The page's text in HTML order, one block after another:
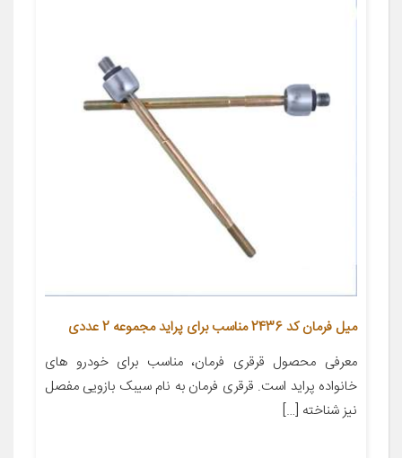
میل فرمان کد 2436 مناسب برای پراید مجموعه 2 عددی
معرفی محصول قرقری فرمان، مناسب برای خودرو های
خانواده پراید است. قرقری فرمان به نام سیبک بازویی مفصل
نیز شناخته […]